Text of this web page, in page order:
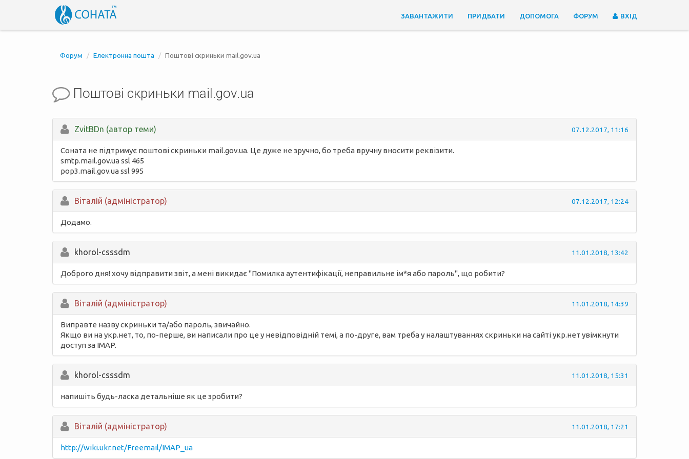
ЗАВАНТАЖИТИ ПРИДБАТИ ДОПОМОГА ФОРУМ ВХІД
Форум Електронна пошта Поштові скриньки mail.gov.ua
Поштові скриньки mail.gov.ua
ZvitBDn (автор теми) 07.12.2017, 11:16
Соната не підтримує поштові скриньки mail.gov.ua. Це дуже не зручно, бо треба вручну вносити реквізити.
smtp.mail.gov.ua ssl 465
pop3.mail.gov.ua ssl 995
Вiталій (адміністратор) 07.12.2017, 12:24
Додамо.
khorol-csssdm 11.01.2018, 13:42
Доброго дня! хочу відправити звіт, а мені викидає "Помилка аутентифікації, неправильне ім*я або пароль", що робити?
Вiталій (адміністратор) 11.01.2018, 14:39
Виправте назву скриньки та/або пароль, звичайно.
Якщо ви на укр.нет, то, по-перше, ви написали про це у невідповідній темі, а по-друге, вам треба у налаштуваннях скриньки на сайті укр.нет увімкнути
доступ за IMAP.
khorol-csssdm 11.01.2018, 15:31
напишіть будь-ласка детальніше як це зробити?
Вiталій (адміністратор) 11.01.2018, 17:21
http://wiki.ukr.net/Freemail/IMAP_ua